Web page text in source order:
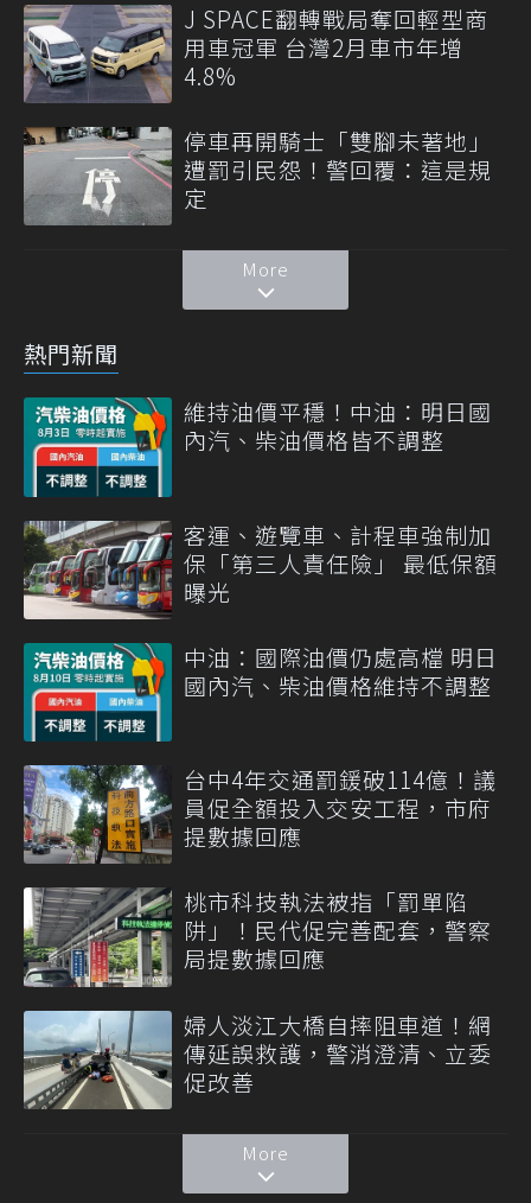
J SPACE翻轉戰局奪回輕型商
用車冠軍 台灣2月車市年增
4.8%
停車再開騎士「雙腳未著地」
遭罰引民怨！警回覆：這是規
定
More
熱門新聞
維持油價平穩！中油：明日國
內汽、柴油價格皆不調整
客運、遊覽車、計程車強制加
保「第三人責任險」 最低保額
曝光
中油：國際油價仍處高檔 明日
國內汽、柴油價格維持不調整
台中4年交通罰鍰破114億！議
員促全額投入交安工程，市府
提數據回應
桃市科技執法被指「罰單陷
阱」！民代促完善配套，警察
局提數據回應
婦人淡江大橋自摔阻車道！網
傳延誤救護，警消澄清、立委
促改善
More